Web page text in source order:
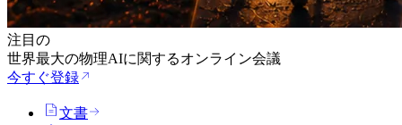
注目の
世界最大の物理AIに関するオンライン会議
今すぐ登録
文書